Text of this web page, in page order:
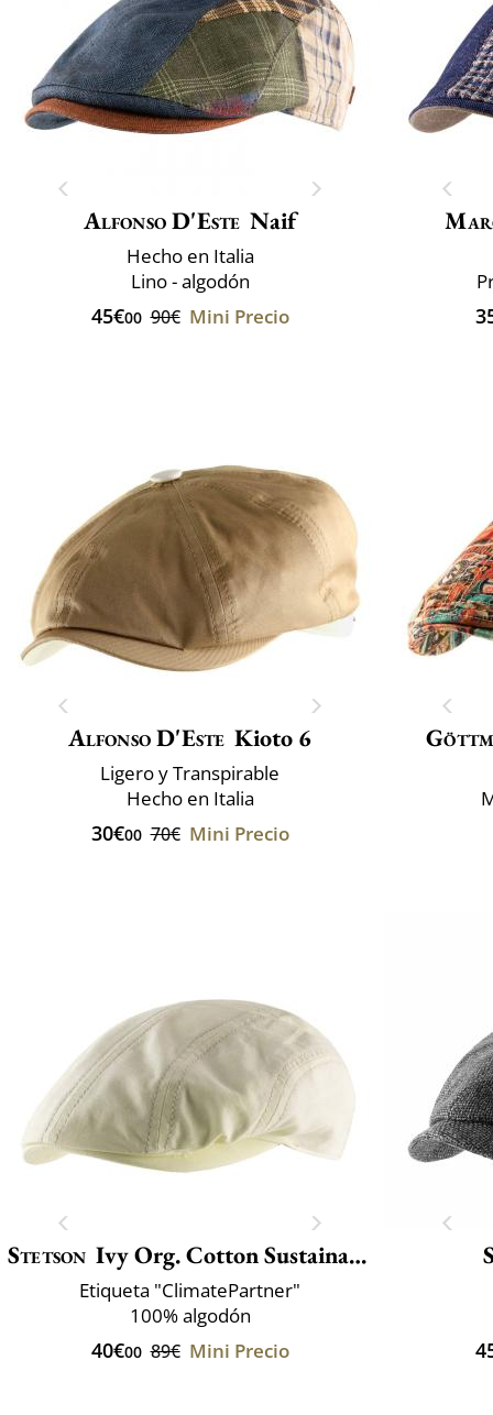
Alfonso D'Este Naif
Hecho en Italia
Lino - algodón
45€00 90€ Mini Precio
Alfonso D'Este Kioto 6
Ligero y Transpirable
Hecho en Italia
30€00 70€ Mini Precio
Stetson Ivy Org. Cotton Sustainable
Etiqueta "ClimatePartner"
100% algodón
40€00 89€ Mini Precio